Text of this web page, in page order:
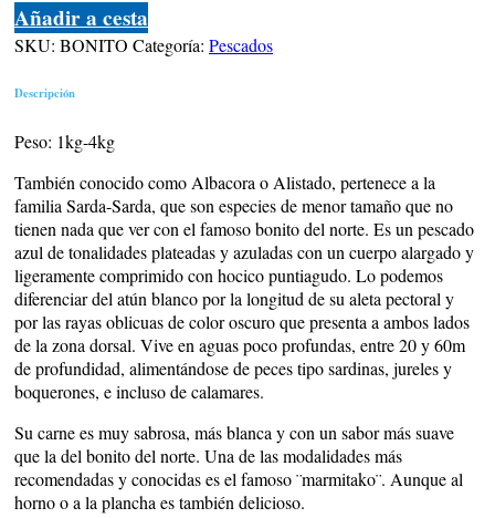
Añadir a cesta
SKU: BONITO Categoría: Pescados
Descripción
Peso: 1kg-4kg
También conocido como Albacora o Alistado, pertenece a la
familia Sarda-Sarda, que son especies de menor tamaño que no
tienen nada que ver con el famoso bonito del norte. Es un pescado
azul de tonalidades plateadas y azuladas con un cuerpo alargado y
ligeramente comprimido con hocico puntiagudo. Lo podemos
diferenciar del atún blanco por la longitud de su aleta pectoral y
por las rayas oblicuas de color oscuro que presenta a ambos lados
de la zona dorsal. Vive en aguas poco profundas, entre 20 y 60m
de profundidad, alimentándose de peces tipo sardinas, jureles y
boquerones, e incluso de calamares.
Su carne es muy sabrosa, más blanca y con un sabor más suave
que la del bonito del norte. Una de las modalidades más
recomendadas y conocidas es el famoso ¨marmitako¨. Aunque al
horno o a la plancha es también delicioso.